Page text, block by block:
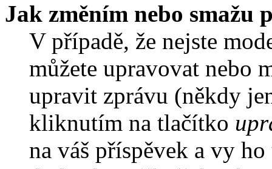
Jak změním nebo smažu
V případě, že nejste
můžete upravovat nebo
upravit zprávu (někdy
kliknutím na tlačítko
na váš příspěvek a vy